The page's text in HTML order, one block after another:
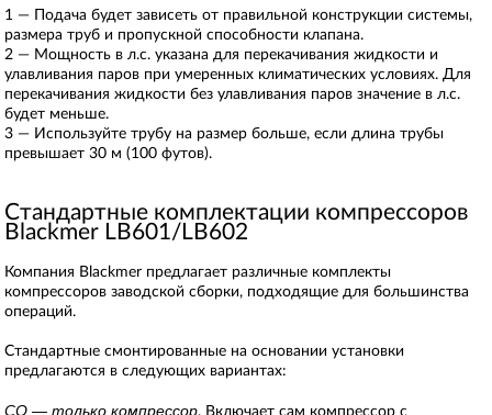
1 — Подача будет зависеть от правильной конструкции системы,
размера труб и пропускной способности клапана.
2 — Мощность в л.с. указана для перекачивания жидкости и
улавливания паров при умеренных климатических условиях. Для
перекачивания жидкости без улавливания паров значение в л.с.
будет меньше.
3 — Используйте трубу на размер больше, если длина трубы
превышает 30 м (100 футов).
Стандартные комплектации компрессоров
Blackmer LB601/LB602
Компания Blackmer предлагает различные комплекты
компрессоров заводской сборки, подходящие для большинства
операций.
Стандартные смонтированные на основании установки
предлагаются в следующих вариантах:
CO — только компрессор. Включает сам компрессор с